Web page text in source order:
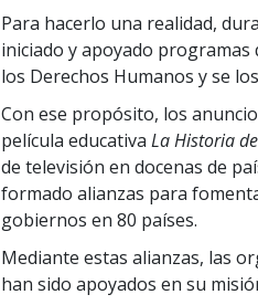
Para hacerlo una realidad,
iniciado y apoyado programas
los Derechos Humanos y se
Con ese propósito, los
película educativaLa Historia
de televisión en docenas de
formado alianzas para
gobiernos en 80 países.
Mediante estas alianzas, las
han sido apoyados en su